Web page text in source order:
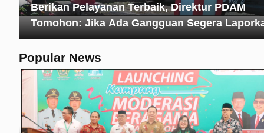
Popular News
Berikan Pelayanan Terbaik, Direktur PDAM
Tomohon: Jika Ada Gangguan Segera